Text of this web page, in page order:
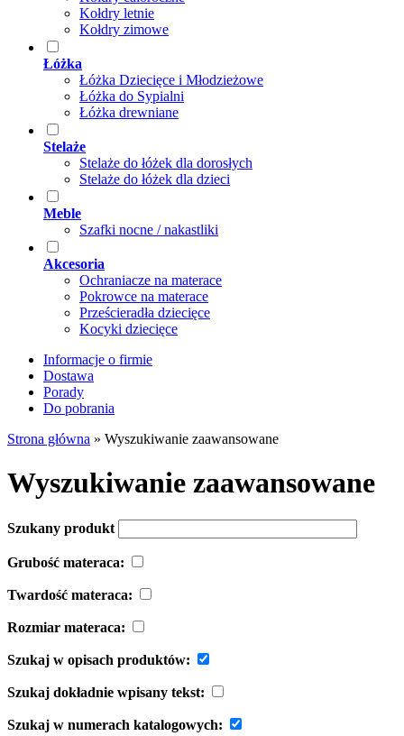
Kołdry letnie
Kołdry zimowe
Łóżka
Łóżka Dziecięce i Młodzieżowe
Łóżka do Sypialni
Łóżka drewniane
Stelaże
Stelaże do łóżek dla dorosłych
Stelaże do łóżek dla dzieci
Meble
Szafki nocne / nakastliki
Akcesoria
Ochraniacze na materace
Pokrowce na materace
Prześcieradła dziecięce
Kocyki dziecięce
Informacje o firmie
Dostawa
Porady
Do pobrania
Strona główna » Wyszukiwanie zaawansowane
Wyszukiwanie zaawansowane
Szukany produkt
Grubość materaca:
Twardość materaca:
Rozmiar materaca:
Szukaj w opisach produktów:
Szukaj dokładnie wpisany tekst:
Szukaj w numerach katalogowych: